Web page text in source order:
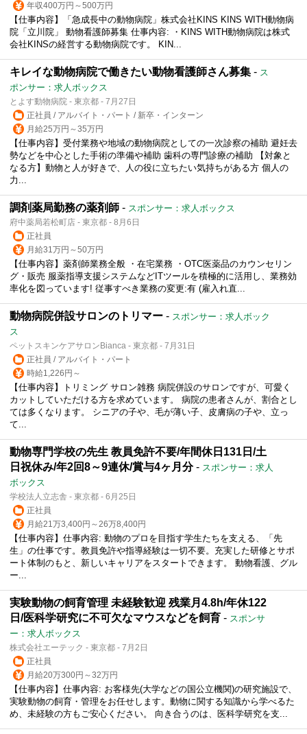
年収400万円～500万円
【仕事内容】「急成長中の動物病院」株式会社KINS KINS WITH動物病
院「立川院」 動物看護師募集 仕事内容: ・KINS WITH動物病院は株式
会社KINSの経営する動物病院です。 KIN...
キレイな動物病院で働きたい動物看護師さん募集 - ス
ポンサー：求人ボックス
とよす動物病院 - 東京都 - 7月27日
正社員 / アルバイト・パート / 新卒・インターン
月給25万円～35万円
【仕事内容】受付業務や地域の動物病院としての一次診察の補助 避妊去
勢などを中心とした手術の準備や補助 歯科の専門診療の補助 【対象と
なる方】動物と人が好きで、人の役に立ちたい気持ちがある方 個人の
力...
調剤薬局勤務の薬剤師 - スポンサー：求人ボックス
府中薬局若松町店 - 東京都 - 8月6日
正社員
月給31万円～50万円
【仕事内容】薬剤師業務全般 ・在宅業務 ・OTC医薬品のカウンセリン
グ・販売 服薬指導支援システムなどITツールを積極的に活用し、業務効
率化を図っています! 従事すべき業務の変更:有 (雇入れ直...
動物病院併設サロンのトリマー - スポンサー：求人ボック
ス
ペットスキンケアサロンBianca - 東京都 - 7月31日
正社員 / アルバイト・パート
時給1,226円～
【仕事内容】トリミング サロン雑務 病院併設のサロンですが、可愛く
カットしていただける方を求めています。 病院の患者さんが、割合とし
ては多くなります。 シニアの子や、毛が薄い子、皮膚病の子や、立っ
て...
動物専門学校の先生 教員免許不要/年間休日131日/土
日祝休み/年2回8～9連休/賞与4ヶ月分- スポンサー：求人
ボックス
学校法人立志舎 - 東京都 - 6月25日
正社員
月給21万3,400円～26万8,400円
【仕事内容】仕事内容: 動物のプロを目指す学生たちを支える、「先
生」の仕事です。教員免許や指導経験は一切不要。充実した研修とサポ
ート体制のもと、新しいキャリアをスタートできます。 動物看護、グル
ー...
実験動物の飼育管理 未経験歓迎 残業月4.8h/年休122
日/医科学研究に不可欠なマウスなどを飼育 - スポンサ
ー：求人ボックス
株式会社エーテック - 東京都 - 7月2日
正社員
月給20万300円～32万円
【仕事内容】仕事内容: お客様先(大学などの国公立機関)の研究施設で、
実験動物の飼育・管理をお任せします。動物に関する知識から学べるた
め、未経験の方もご安心ください。 向き合うのは、医科学研究を支...